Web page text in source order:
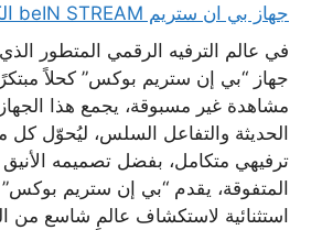
جهاز بي ان ستريم beIN STREAM الكويت مع اشتراك
في عالم الترفيه الرقمي المتطور الذي
جهاز “بي إن ستريم بوكس” كحلاً
مشاهدة غير مسبوقة، يجمع هذا الجهاز
الحديثة والتفاعل السلس، ليُحوّل كل
ترفيهي متكامل، بفضل تصميمه الأنيق
المتفوقة، يقدم “بي إن ستريم بوكس”
استثنائية لاستكشاف عالمٍ شاسع من